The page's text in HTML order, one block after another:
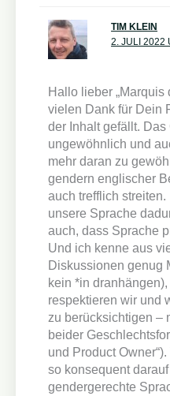
TIM KLEIN
2. JULI 2022
Hallo lieber „Marquis
vielen Dank für Dein
der Inhalt gefällt.
ungewöhnlich und
mehr daran zu
gendern englischer
auch trefflich
unsere Sprache
auch, dass Sprache
Und ich kenne aus
Diskussionen genug
kein *in
respektieren wir und
zu berücksichtigen –
beider
und Product
so konsequent
gendergerechte